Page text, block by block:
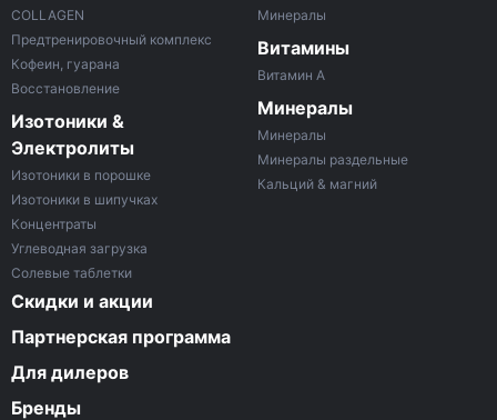
COLLAGEN
Предтренировочный комплекс
Кофеин, гуарана
Восстановление
Изотоники &
Электролиты
Изотоники в порошке
Изотоники в шипучках
Концентраты
Углеводная загрузка
Солевые таблетки
Минералы
Витамины
Витамин A
Минералы
Минералы
Минералы раздельные
Кальций & магний
Скидки и акции
Партнерская программа
Для дилеров
Бренды